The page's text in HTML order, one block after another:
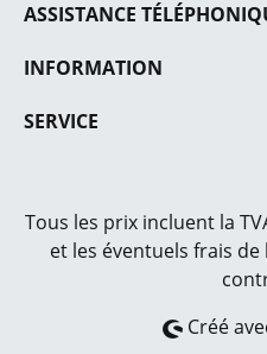
ASSISTANCE
INFORMATION
SERVICE
Tous les prix incluent la
et les éventuels frais
Créé